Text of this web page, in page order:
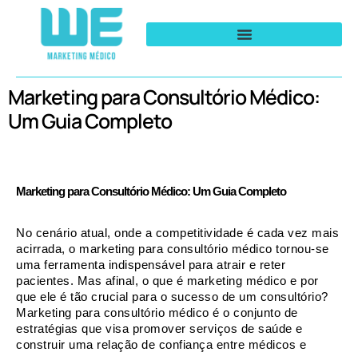
Marketing para Consultório Médico:
Um Guia Completo
Marketing para Consultório Médico: Um Guia Completo
No cenário atual, onde a competitividade é cada vez mais
acirrada, o marketing para consultório médico tornou-se
uma ferramenta indispensável para atrair e reter
pacientes. Mas afinal, o que é marketing médico e por
que ele é tão crucial para o sucesso de um consultório?
Marketing para consultório médico é o conjunto de
estratégias que visa promover serviços de saúde e
construir uma relação de confiança entre médicos e